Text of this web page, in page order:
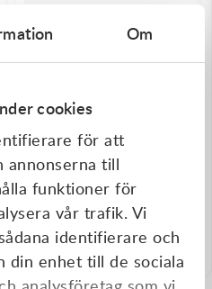
Om
cookies
för att
annonserna till
funktioner för
vår trafik. Vi
identifierare och
din enhet till de sociala
Greentek
Greentek Hydraulolja 32/46
HVLP 20L
1 155,00kr
I lager